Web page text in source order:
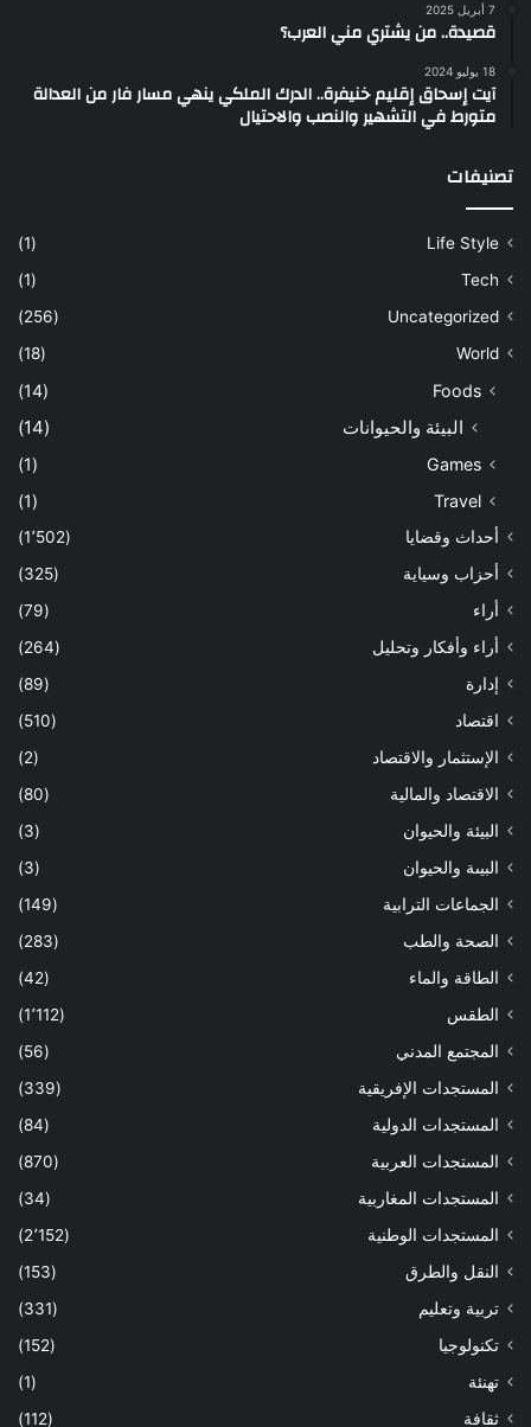
7 أبريل 2025
قصيدة.. من يشتري مني العرب؟
18 يوليو 2024
آيت إسحاق إقليم خنيفرة.. الدرك الملكي ينهي مسار فار من العدالة
متورط في التشهير والنصب والاحتيال
تصنيفات
Life Style
(1)
Tech
(1)
Uncategorized
(256)
World
(18)
Foods
(14)
البيئة والحيوانات (14)
Games
(1)
Travel
(1)
أحداث وقضايا
(1٬502)
أحزاب وسياية
(325)
أراء
(79)
أراء وأفكار وتحليل
(264)
إدارة
(89)
اقتصاد
(510)
الإستثمار والاقتصاد
(2)
الاقتصاد والمالية
(80)
البيئة والحيوان
(3)
البيىة والحيوان
(3)
الجماعات الترابية
(149)
الصحة والطب
(283)
الطاقة والماء
(42)
الطقس
(1٬112)
المجتمع المدني
(56)
المستجدات الإفريقية
(339)
المستجدات الدولية
(84)
المستجدات العربية
(870)
المستجدات المغاربية
(34)
المستجدات الوطنية
(2٬152)
النقل والطرق
(153)
تربية وتعليم
(331)
تكنولوجيا
(152)
تهنئة
(1)
ثقافة
(112)